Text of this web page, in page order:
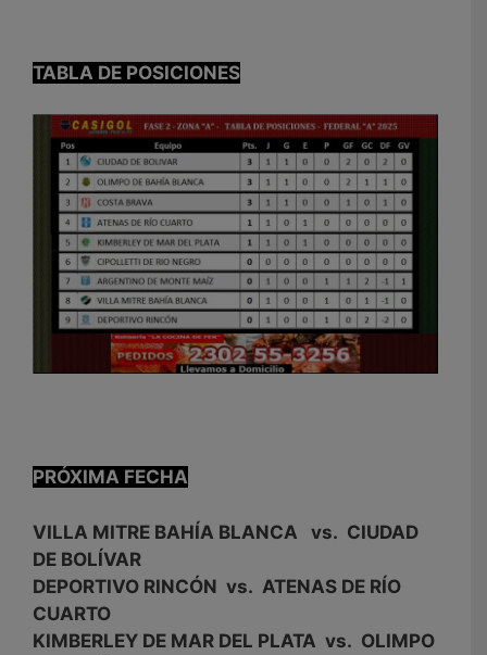
TABLA DE POSICIONES
PRÓXIMA FECHA
VILLA MITRE BAHÍA BLANCA vs. CIUDAD
DE BOLÍVAR
DEPORTIVO RINCÓN vs. ATENAS DE RÍO
CUARTO
KIMBERLEY DE MAR DEL PLATA vs. OLIMPO